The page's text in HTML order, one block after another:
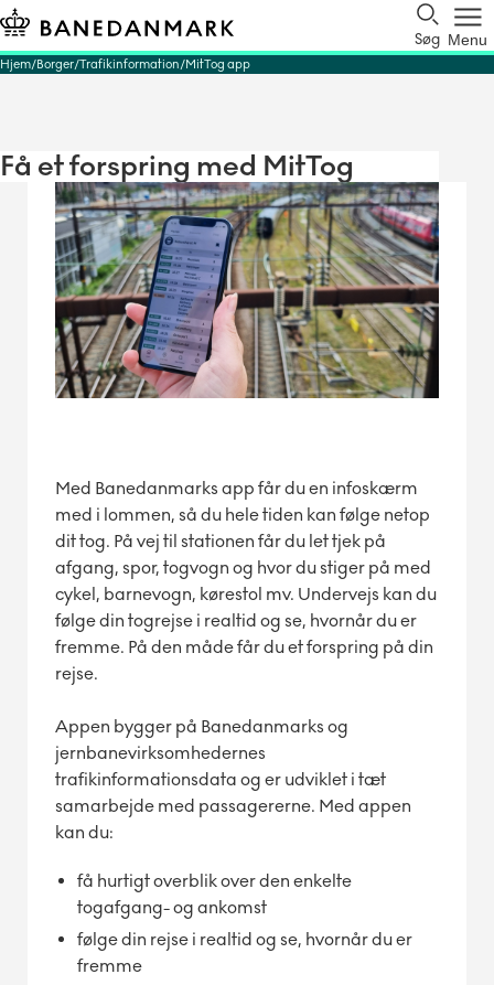
Søg Menu
Hjem Borger Trafikinformation MitTog app
Få et forspring med MitTog
Med Banedanmarks app får du en infoskærm
med i lommen, så du hele tiden kan følge netop
dit tog. På vej til stationen får du let tjek på
afgang, spor, togvogn og hvor du stiger på med
cykel, barnevogn, kørestol mv. Undervejs kan du
følge din togrejse i realtid og se, hvornår du er
fremme. På den måde får du et forspring på din
rejse.
Appen bygger på Banedanmarks og
jernbanevirksomhedernes
trafikinformationsdata og er udviklet i tæt
samarbejde med passagererne. Med appen
kan du:
få hurtigt overblik over den enkelte
togafgang- og ankomst
følge din rejse i realtid og se, hvornår du er
fremme